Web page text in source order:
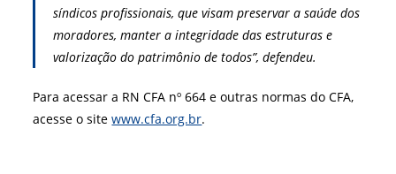
síndicos profissionais, que visam preservar a saúde dos
moradores, manter a integridade das estruturas e
valorização do patrimônio de todos”, defendeu.
Para acessar a RN CFA nº 664 e outras normas do CFA,
acesse o sitewww.cfa.org.br.